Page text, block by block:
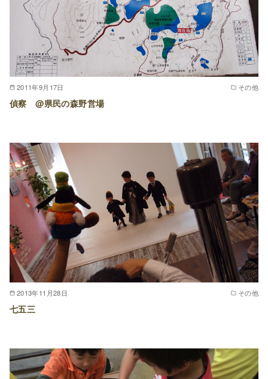
2011年9月17日 その他
偵察 @県民の森野営場
2013年11月28日 その他
七五三